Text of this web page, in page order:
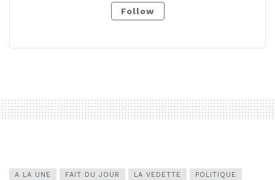
Follow
A LA UNE FAIT DU JOUR LA VEDETTE POLITIQUE